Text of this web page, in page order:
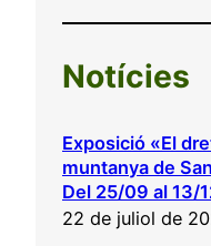
Notícies
Exposició «El
muntanya de
Del 25/09 al 13/
22 de juliol de